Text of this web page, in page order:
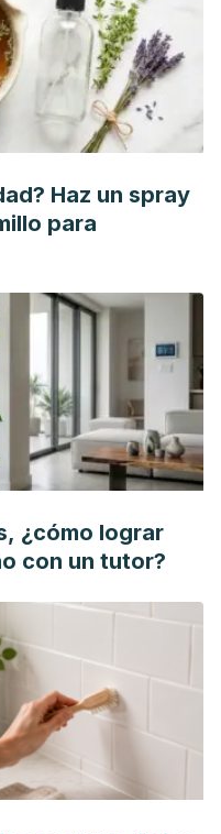
Haz un spray
para
¿cómo lograr
con un tutor?